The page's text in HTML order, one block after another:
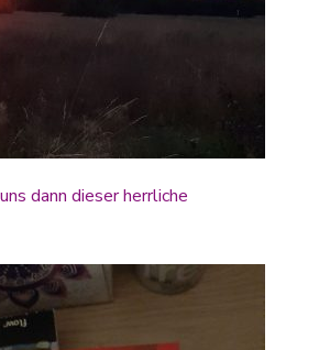
dann dieser herrliche